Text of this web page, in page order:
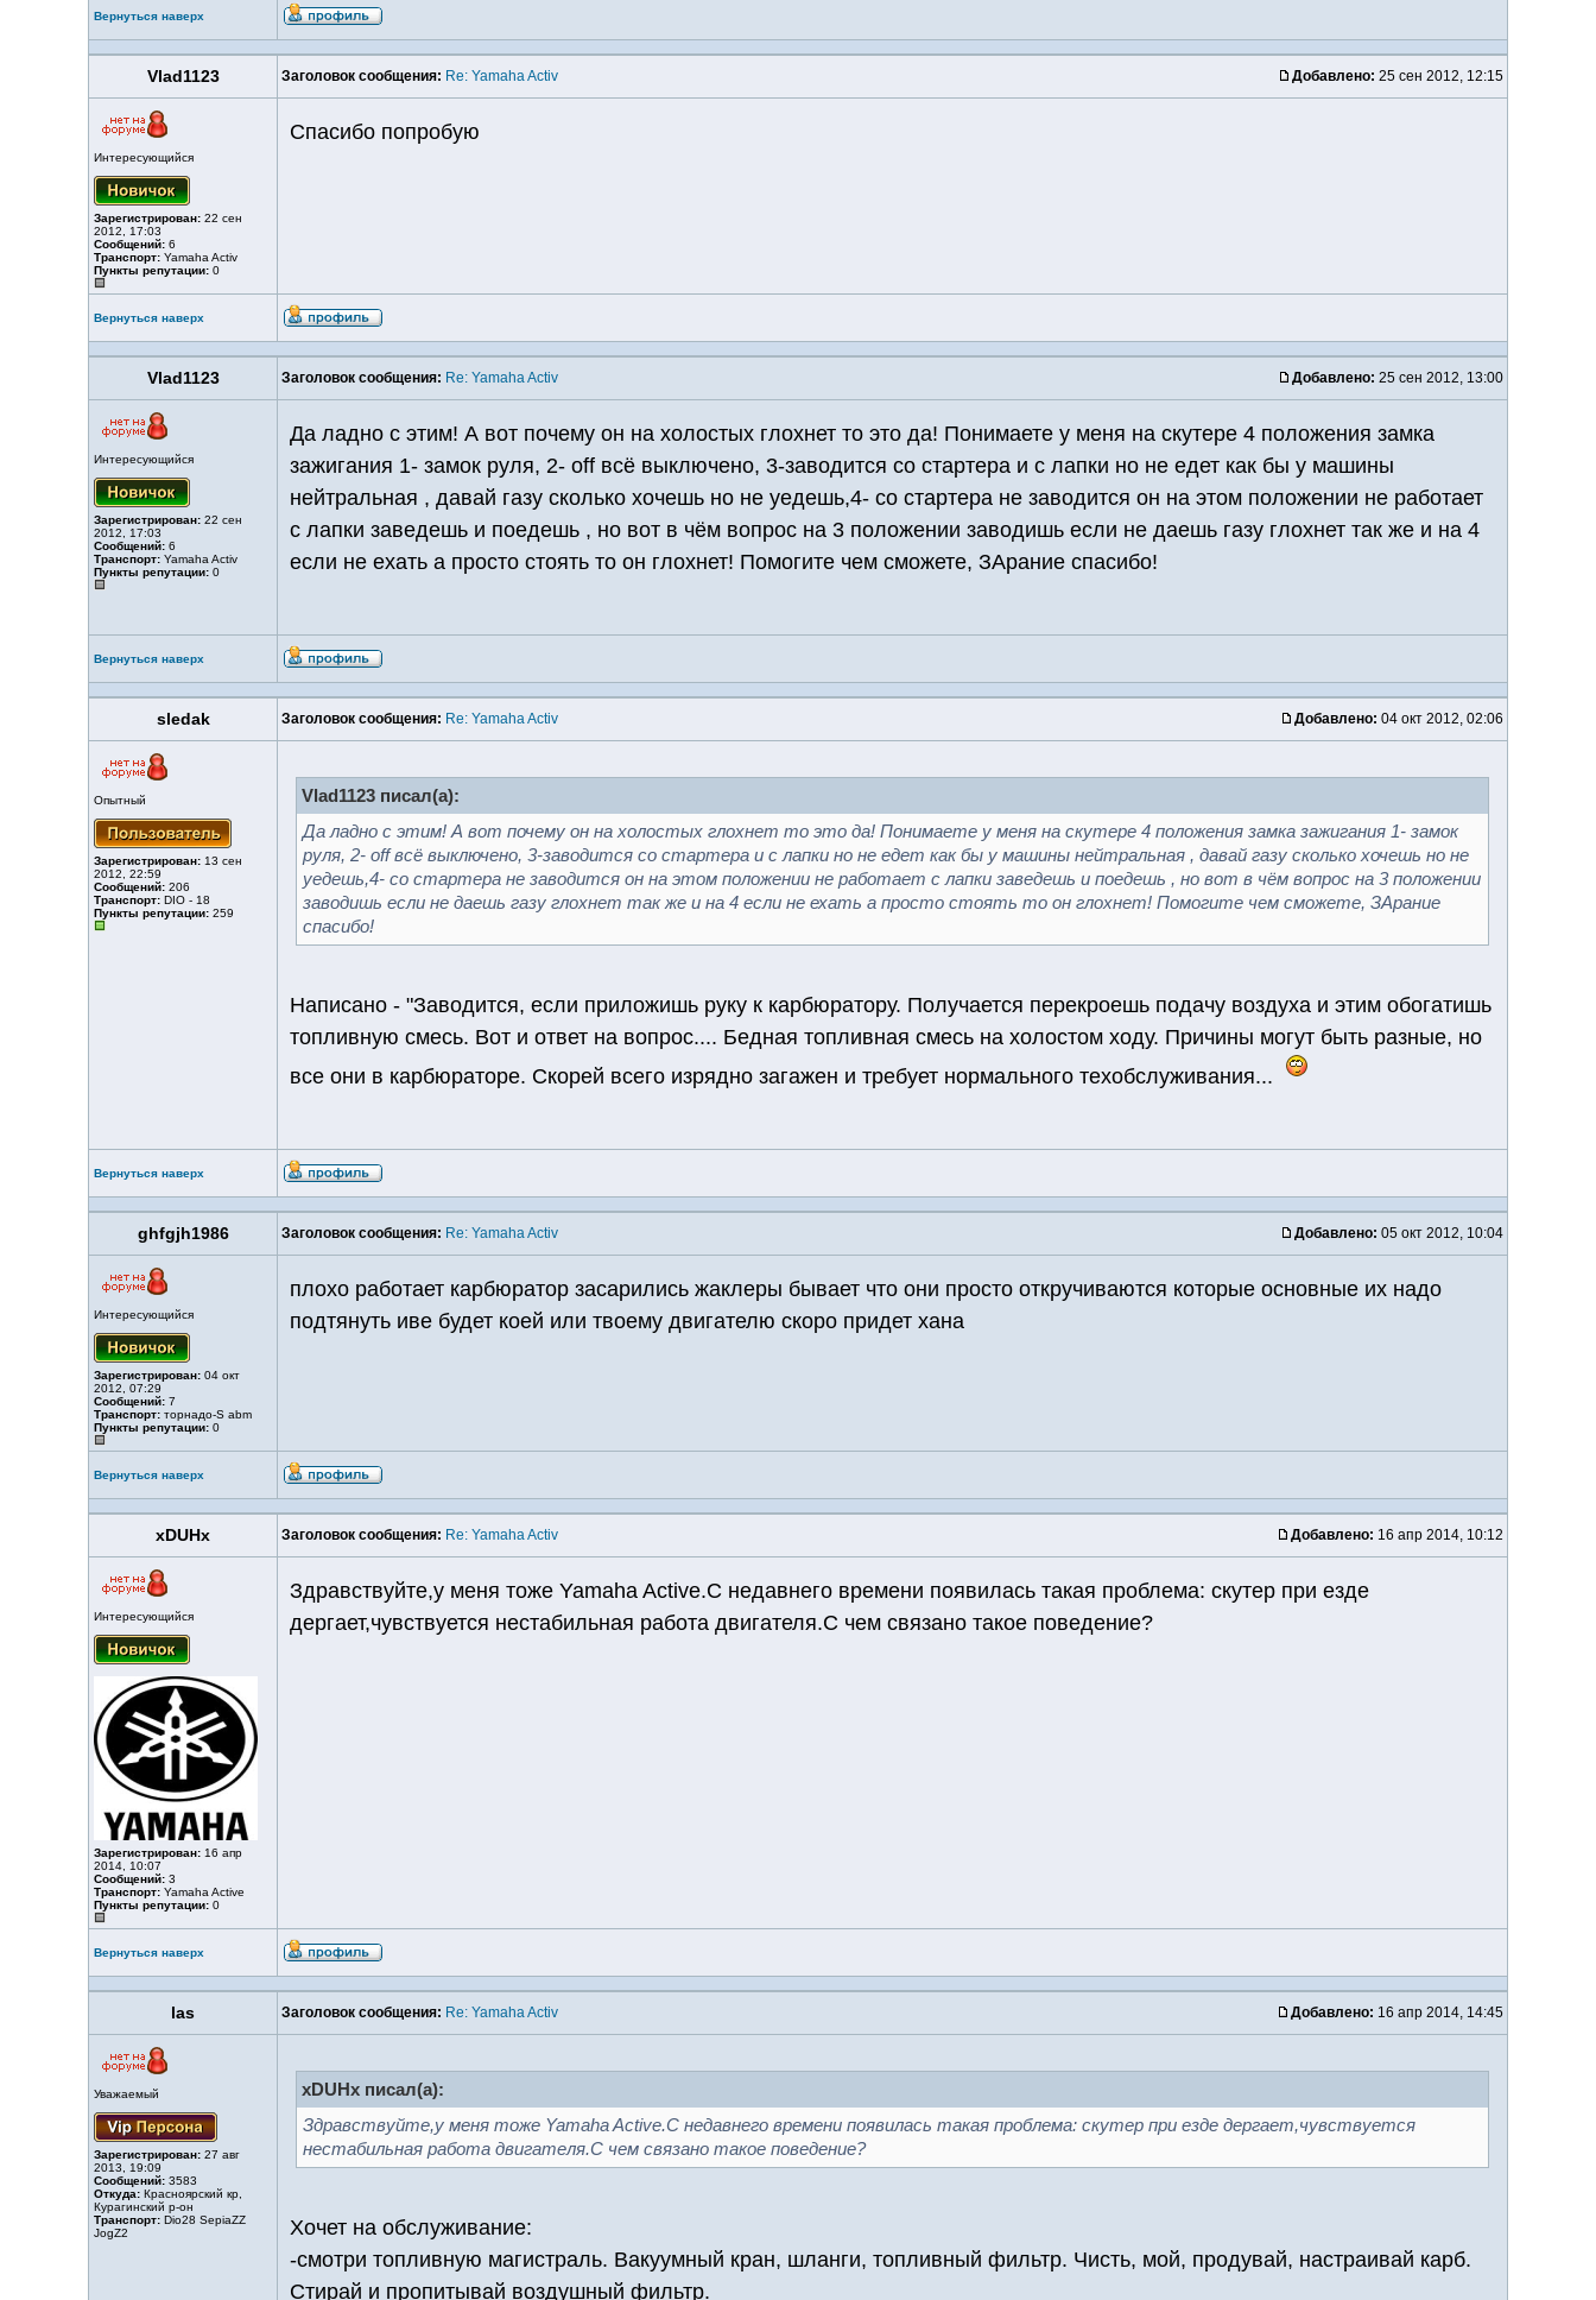
Вернуться наверх
Vlad1123 Заголовок сообщения: Re: Yamaha Activ Добавлено: 25 сен 2012, 12:15
Интересующийся
Зарегистрирован: 22 сен
2012, 17:03
Сообщений: 6
Транспорт: Yamaha Activ
Пункты репутации: 0
Спасибо попробую
Вернуться наверх
Vlad1123 Заголовок сообщения: Re: Yamaha Activ Добавлено: 25 сен 2012, 13:00
Интересующийся
Зарегистрирован: 22 сен
2012, 17:03
Сообщений: 6
Транспорт: Yamaha Activ
Пункты репутации: 0
Да ладно с этим! А вот почему он на холостых глохнет то это да! Понимаете у меня на скутере 4 положения замка
зажигания 1- замок руля, 2- off всё выключено, 3-заводится со стартера и с лапки но не едет как бы у машины
нейтральная , давай газу сколько хочешь но не уедешь,4- со стартера не заводится он на этом положении не работает
с лапки заведешь и поедешь , но вот в чём вопрос на 3 положении заводишь если не даешь газу глохнет так же и на 4
если не ехать а просто стоять то он глохнет! Помогите чем сможете, ЗАрание спасибо!
Вернуться наверх
sledak Заголовок сообщения: Re: Yamaha Activ Добавлено: 04 окт 2012, 02:06
Опытный
Зарегистрирован: 13 сен
2012, 22:59
Сообщений: 206
Транспорт: DIO - 18
Пункты репутации: 259
Vlad1123 писал(а):
Да ладно с этим! А вот почему он на холостых глохнет то это да! Понимаете у меня на скутере 4 положения замка зажигания 1- замок
руля, 2- off всё выключено, 3-заводится со стартера и с лапки но не едет как бы у машины нейтральная , давай газу сколько хочешь но не
уедешь,4- со стартера не заводится он на этом положении не работает с лапки заведешь и поедешь , но вот в чём вопрос на 3 положении
заводишь если не даешь газу глохнет так же и на 4 если не ехать а просто стоять то он глохнет! Помогите чем сможете, ЗАрание
спасибо!
Написано - "Заводится, если приложишь руку к карбюратору. Получается перекроешь подачу воздуха и этим обогатишь
топливную смесь. Вот и ответ на вопрос.... Бедная топливная смесь на холостом ходу. Причины могут быть разные, но
все они в карбюраторе. Скорей всего изрядно загажен и требует нормального техобслуживания...
Вернуться наверх
ghfgjh1986 Заголовок сообщения: Re: Yamaha Activ Добавлено: 05 окт 2012, 10:04
Интересующийся
Зарегистрирован: 04 окт
2012, 07:29
Сообщений: 7
Транспорт: торнадо-S abm
Пункты репутации: 0
плохо работает карбюратор засарились жаклеры бывает что они просто откручиваются которые основные их надо
подтянуть иве будет коей или твоему двигателю скоро придет хана
Вернуться наверх
xDUHx Заголовок сообщения: Re: Yamaha Activ Добавлено: 16 апр 2014, 10:12
Интересующийся
Зарегистрирован: 16 апр
2014, 10:07
Сообщений: 3
Транспорт: Yamaha Active
Пункты репутации: 0
Здравствуйте,у меня тоже Yamaha Active.С недавнего времени появилась такая проблема: скутер при езде
дергает,чувствуется нестабильная работа двигателя.С чем связано такое поведение?
Вернуться наверх
las Заголовок сообщения: Re: Yamaha Activ Добавлено: 16 апр 2014, 14:45
Уважаемый
Зарегистрирован: 27 авг
2013, 19:09
Сообщений: 3583
Откуда: Красноярский кр,
Курагинский р-он
Транспорт: Dio28 SepiaZZ
JogZ2
xDUHx писал(а):
Здравствуйте,у меня тоже Yamaha Active.С недавнего времени появилась такая проблема: скутер при езде дергает,чувствуется
нестабильная работа двигателя.С чем связано такое поведение?
Хочет на обслуживание:
-смотри топливную магистраль. Вакуумный кран, шланги, топливный фильтр. Чисть, мой, продувай, настраивай карб.
Стирай и пропитывай воздушный фильтр.